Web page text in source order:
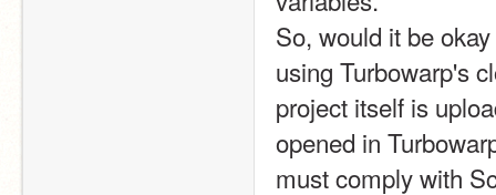
So, would it be
using Turbowarp's
project itself is
opened in
must comply with